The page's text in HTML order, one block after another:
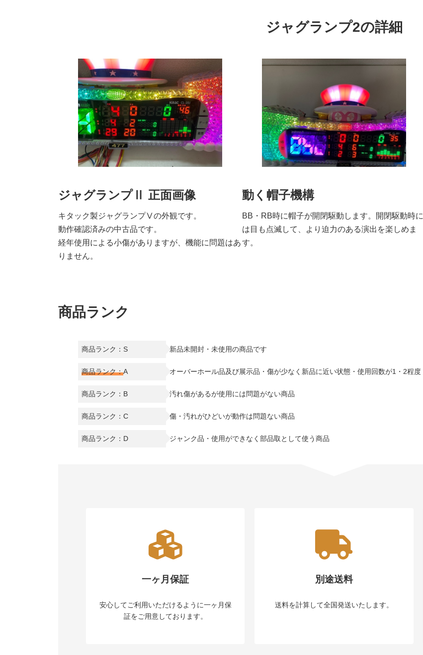
ジャグランプ2の詳細
ジャグランプⅡ 正面画像
キタック製ジャグランプⅤの外観です。
動作確認済みの中古品です。
経年使用による小傷がありますが、機能に問題はあ
りません。
動く帽子機構
BB・RB時に帽子が開閉駆動します。開閉駆動時に
は目も点滅して、より迫力のある演出を楽しめま
す。
商品ランク
商品ランク：S 新品未開封・未使用の商品です
商品ランク：A オーバーホール品及び展示品・傷が少なく新品に近い状態・使用回数が1・2程度
商品ランク：B 汚れ傷があるが使用には問題がない商品
商品ランク：C 傷・汚れがひどいが動作は問題ない商品
商品ランク：D ジャンク品・使用ができなく部品取として使う商品
一ヶ月保証
安心してご利用いただけるように一ヶ月保
証をご用意しております。
別途送料
送料を計算して全国発送いたします。